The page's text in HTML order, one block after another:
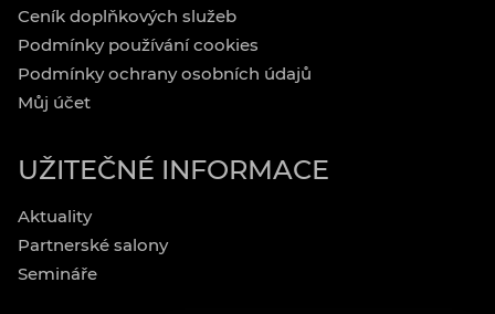
Ceník doplňkových služeb
Podmínky používání cookies
Podmínky ochrany osobních údajů
Můj účet
UŽITEČNÉ INFORMACE
Aktuality
Partnerské salony
Semináře